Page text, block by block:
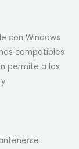
con Windows
compatibles
permite a los